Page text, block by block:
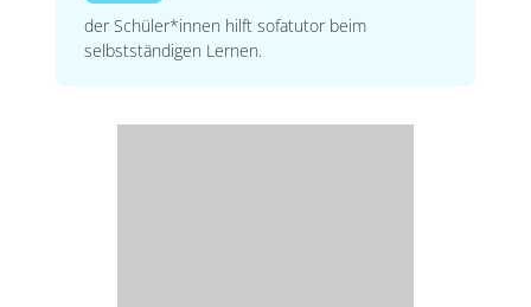
der Schüler*innen hilft sofatutor beim
selbstständigen Lernen.